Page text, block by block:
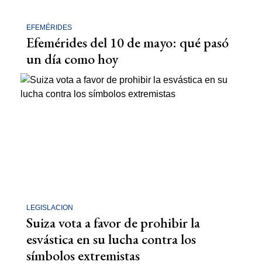
EFEMÉRIDES
Efemérides del 10 de mayo: qué pasó
un día como hoy
LEGISLACION
Suiza vota a favor de prohibir la
esvástica en su lucha contra los
símbolos extremistas